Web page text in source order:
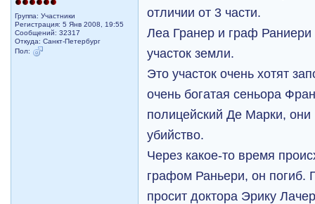
Группа: Участники
Регистрация: 5 Янв 2008, 19:55
Сообщений: 32317
Откуда: Санкт-Петербург
Пол:
отличии от 3 части.
Леа Гранер и граф
участок земли.
Это участок очень хотят
очень богатая сеньора
полицейский Де Марки,
убийство.
Через какое-то время
графом Раньери, он погиб.
просит доктора Эрику